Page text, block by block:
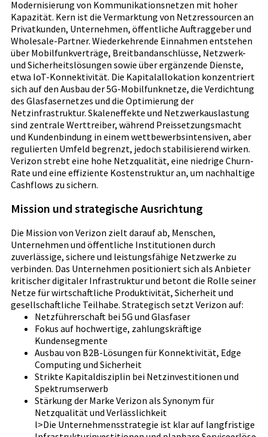
Modernisierung von Kommunikationsnetzen mit hoher
Kapazität. Kern ist die Vermarktung von Netzressourcen an
Privatkunden, Unternehmen, öffentliche Auftraggeber und
Wholesale-Partner. Wiederkehrende Einnahmen entstehen
über Mobilfunkverträge, Breitbandanschlüsse, Netzwerk-
und Sicherheitslösungen sowie über ergänzende Dienste,
etwa IoT-Konnektivität. Die Kapitalallokation konzentriert
sich auf den Ausbau der 5G-Mobilfunknetze, die Verdichtung
des Glasfasernetzes und die Optimierung der
Netzinfrastruktur. Skaleneffekte und Netzwerkauslastung
sind zentrale Werttreiber, während Preissetzungsmacht
und Kundenbindung in einem wettbewerbsintensiven, aber
regulierten Umfeld begrenzt, jedoch stabilisierend wirken.
Verizon strebt eine hohe Netzqualität, eine niedrige Churn-
Rate und eine effiziente Kostenstruktur an, um nachhaltige
Cashflows zu sichern.
Mission und strategische Ausrichtung
Die Mission von Verizon zielt darauf ab, Menschen,
Unternehmen und öffentliche Institutionen durch
zuverlässige, sichere und leistungsfähige Netzwerke zu
verbinden. Das Unternehmen positioniert sich als Anbieter
kritischer digitaler Infrastruktur und betont die Rolle seiner
Netze für wirtschaftliche Produktivität, Sicherheit und
gesellschaftliche Teilhabe. Strategisch setzt Verizon auf:
Netzführerschaft bei 5G und Glasfaser
Fokus auf hochwertige, zahlungskräftige
Kundensegmente
Ausbau von B2B-Lösungen für Konnektivität, Edge
Computing und Sicherheit
Strikte Kapitaldisziplin bei Netzinvestitionen und
Spektrumserwerb
Stärkung der Marke Verizon als Synonym für
Netzqualität und Verlässlichkeit
l>Die Unternehmensstrategie ist klar auf langfristige